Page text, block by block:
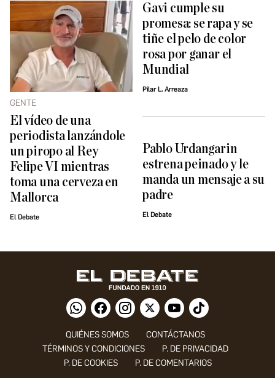
GENTE
El vídeo de una
periodista lanzándole
un piropo al Rey
Felipe VI mientras
toma una cerveza en
Mallorca
El Debate
Gavi cumple su
promesa: se rapa y se
tiñe el pelo de color
rosa por ganar el
Mundial
Pilar L. Arreaza
Pablo Urdangarin
estrena peinado y le
manda un mensaje a su
padre
El Debate
QUIÉNES SOMOS
CONTÁCTANOS
TÉRMINOS Y CONDICIONES
P. DE PRIVACIDAD
P. DE COOKIES
P. DE COMENTARIOS